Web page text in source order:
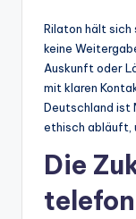
Rilaton hält sich
keine
Auskunft oder
mit klaren
Deutschland ist
ethisch abläuft,
Die